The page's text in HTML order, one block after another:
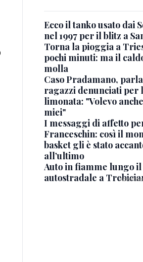
Ecco il tanko usato dai
nel 1997 per il blitz a
Torna la pioggia a
pochi minuti: ma il
molla
Caso Pradamano,
ragazzi denunciati per
limonata: "Volevo
miei"
I messaggi di affetto
Franceschin: così il
basket gli è stato
all’ultimo
Auto in fiamme lungo
autostradale a